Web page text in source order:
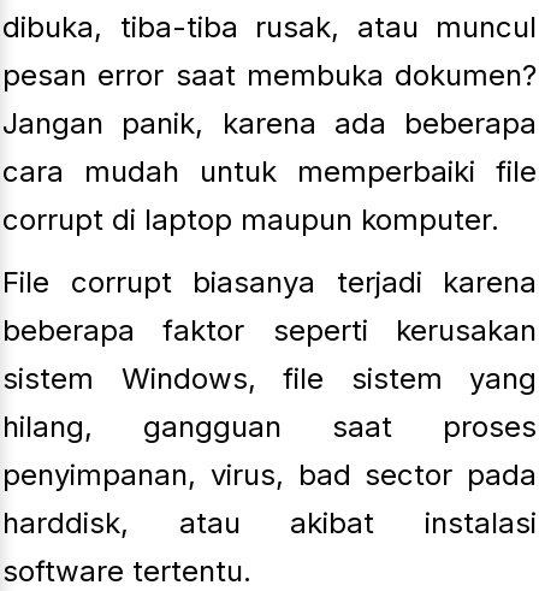
dibuka, tiba-tiba rusak, atau muncul
pesan error saat membuka dokumen?
Jangan panik, karena ada beberapa
cara mudah untuk memperbaiki file
corrupt di laptop maupun komputer.
File corrupt biasanya terjadi karena
beberapa faktor seperti kerusakan
sistem Windows, file sistem yang
hilang, gangguan saat proses
penyimpanan, virus, bad sector pada
harddisk, atau akibat instalasi
software tertentu.